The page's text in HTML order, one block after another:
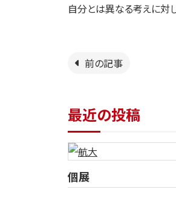
自分とは異なる考えに対
前の記事
最近の投稿
個展